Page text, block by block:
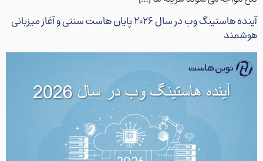
آینده هاستینگ وب در سال ۲۰۲۶ پایان هاست سنتی و آغاز میزبانی
هوشمند